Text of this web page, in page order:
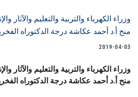
2019-04-03
وزراء الكهرباء والتربية والتعليم والآثار
منح أ.د أحمد عكاشة درجة الدكتوراه